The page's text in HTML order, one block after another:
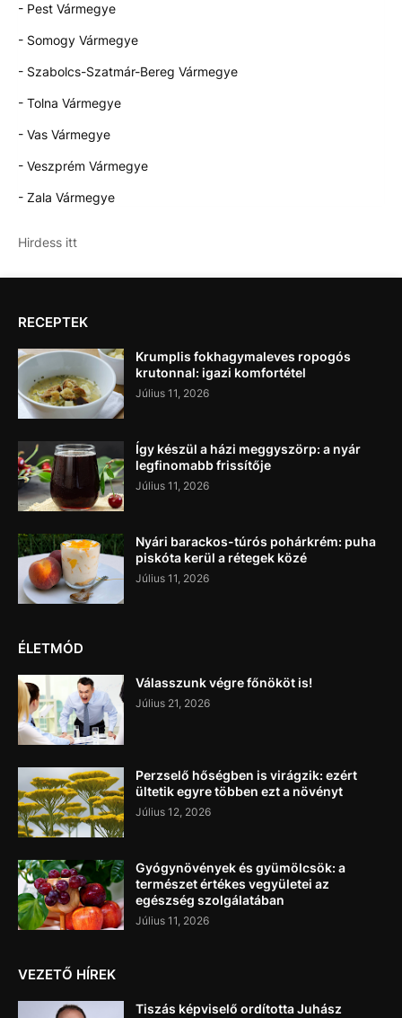
- Pest Vármegye
- Somogy Vármegye
- Szabolcs-Szatmár-Bereg Vármegye
- Tolna Vármegye
- Vas Vármegye
- Veszprém Vármegye
- Zala Vármegye
Hirdess itt
RECEPTEK
Krumplis fokhagymaleves ropogós
krutonnal: igazi komfortétel
Július 11, 2026
Így készül a házi meggyszörp: a nyár
legfinomabb frissítője
Július 11, 2026
Nyári barackos-túrós pohárkrém: puha
piskóta kerül a rétegek közé
Július 11, 2026
ÉLETMÓD
Válasszunk végre főnököt is!
Július 21, 2026
Perzselő hőségben is virágzik: ezért
ültetik egyre többen ezt a növényt
Július 12, 2026
Gyógynövények és gyümölcsök: a
természet értékes vegyületei az
egészség szolgálatában
Július 11, 2026
VEZETŐ HÍREK
Tiszás képviselő ordította Juhász